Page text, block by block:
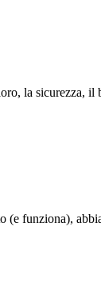
la sicurezza,
funziona),